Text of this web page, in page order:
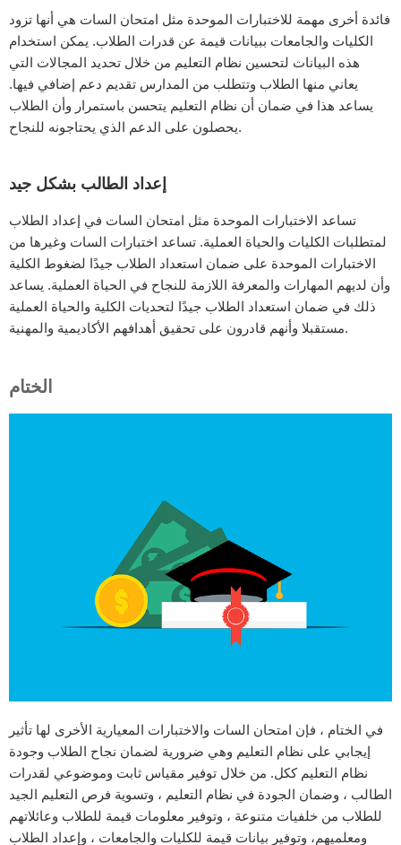
فائدة أخرى مهمة للاختبارات الموحدة مثل امتحان السات هي أنها تزود
الكليات والجامعات ببيانات قيمة عن قدرات الطلاب. يمكن استخدام
هذه البيانات لتحسين نظام التعليم من خلال تحديد المجالات التي
يعاني منها الطلاب وتتطلب من المدارس تقديم دعم إضافي فيها.
يساعد هذا في ضمان أن نظام التعليم يتحسن باستمرار وأن الطلاب
يحصلون على الدعم الذي يحتاجونه للنجاح.
إعداد الطالب بشكل جيد
تساعد الاختبارات الموحدة مثل امتحان السات في إعداد الطلاب
لمتطلبات الكليات والحياة العملية. تساعد اختبارات السات وغيرها من
الاختبارات الموحدة على ضمان استعداد الطلاب جيدًا لضغوط الكلية
وأن لديهم المهارات والمعرفة اللازمة للنجاح في الحياة العملية. يساعد
ذلك في ضمان استعداد الطلاب جيدًا لتحديات الكلية والحياة العملية
مستقبلا وأنهم قادرون على تحقيق أهدافهم الأكاديمية والمهنية.
الختام
في الختام ، فإن امتحان السات والاختبارات المعيارية الأخرى لها تأثير
إيجابي على نظام التعليم وهي ضرورية لضمان نجاح الطلاب وجودة
نظام التعليم ككل. من خلال توفير مقياس ثابت وموضوعي لقدرات
الطالب ، وضمان الجودة في نظام التعليم ، وتسوية فرص التعليم الجيد
للطلاب من خلفيات متنوعة ، وتوفير معلومات قيمة للطلاب وعائلاتهم
ومعلميهم، وتوفير بيانات قيمة للكليات والجامعات ، وإعداد الطلاب